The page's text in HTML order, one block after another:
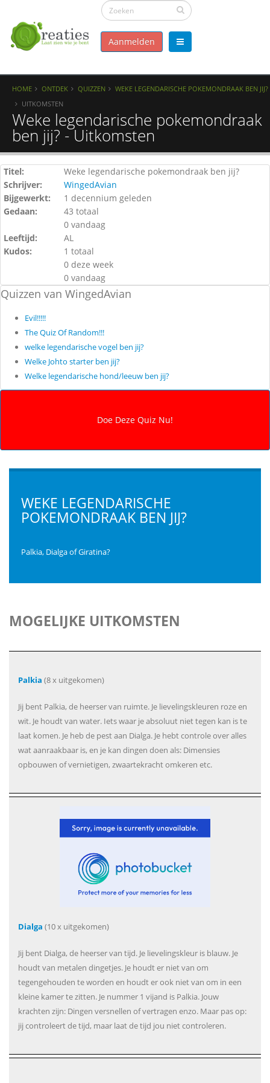
Aanmelden
HOME ONTDEK QUIZZEN
WEKE LEGENDARISCHE POKEMONDRAAK BEN JIJ?
UITKOMSTEN
Weke legendarische pokemondraak
ben jij? - Uitkomsten
Titel:
Weke legendarische pokemondraak ben jij?
Schrijver:
WingedAvian
Bijgewerkt:
1 decennium geleden
Gedaan:
43 totaal
0 vandaag
Leeftijd:
AL
Kudos:
1 totaal
0 deze week
0 vandaag
Quizzen van WingedAvian
Evil!!!!!
The Quiz Of Random!!!
welke legendarische vogel ben jij?
Welke Johto starter ben jij?
Welke legendarische hond/leeuw ben jij?
WEKE LEGENDARISCHE
POKEMONDRAAK BEN JIJ?
Palkia, Dialga of Giratina?
MOGELIJKE UITKOMSTEN
Palkia (8 x uitgekomen)
Jij bent Palkia, de heerser van ruimte. Je lievelingskleuren roze en
wit. Je houdt van water. Iets waar je absoluut niet tegen kan is te
laat komen. Je heb de pest aan Dialga. Je hebt controle over alles
wat aanraakbaar is, en je kan dingen doen als: Dimensies
opbouwen of vernietigen, zwaartekracht omkeren etc.
Dialga (10 x uitgekomen)
Jij bent Dialga, de heerser van tijd. Je lievelingskleur is blauw. Je
houdt van metalen dingetjes. Je houdt er niet van om
tegengehouden te worden en houdt er ook niet van om in een
kleine kamer te zitten. Je nummer 1 vijand is Palkia. Jouw
krachten zijn: Dingen versnellen of vertragen enzo. Maar pas op:
jij controleert de tijd, maar laat de tijd jou niet controleren.